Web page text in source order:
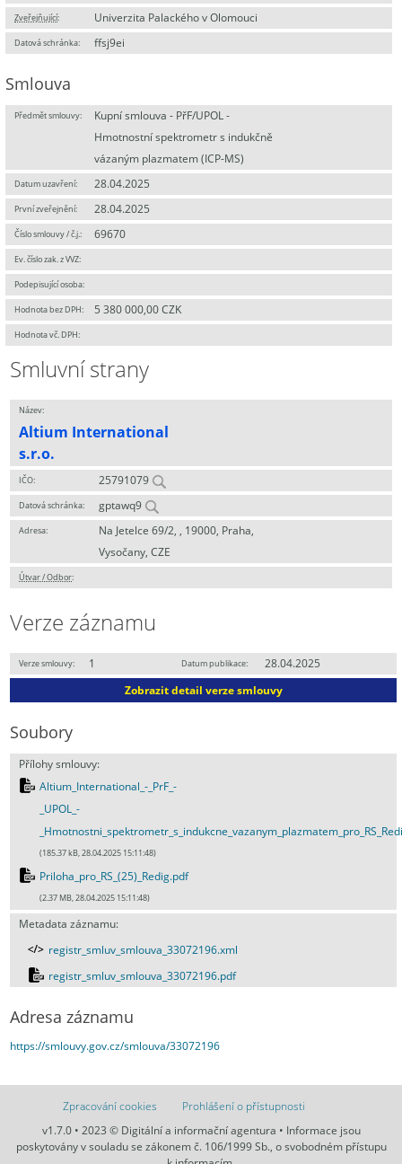
Zveřejňující: Univerzita Palackého v Olomouci
Datová schránka: ffsj9ei
Smlouva
Předmět smlouvy:
Kupní smlouva - PřF/UPOL -
Hmotnostní spektrometr s indukčně
vázaným plazmatem (ICP-MS)
Datum uzavření: 28.04.2025
První zveřejnění: 28.04.2025
Číslo smlouvy / č.j.: 69670
Ev. číslo zak. z VVZ:
Podepisující osoba:
Hodnota bez DPH: 5 380 000,00 CZK
Hodnota vč. DPH:
Smluvní strany
Název:
Altium International
s.r.o.
IČO: 25791079
Datová schránka: gptawq9
Adresa:
Na Jetelce 69/2, , 19000, Praha,
Vysočany, CZE
Útvar / Odbor:
Verze záznamu
Verze smlouvy: 1 Datum publikace:
28.04.2025
Zobrazit detail verze smlouvy
Soubory
Přílohy smlouvy:
Altium_International_-_PrF_-
_UPOL_-
(185.37 kB, 28.04.2025 15:11:48)
Priloha_pro_RS_(25)_Redig.pdf
(2.37 MB, 28.04.2025 15:11:48)
Metadata záznamu:
registr_smluv_smlouva_33072196.xml
registr_smluv_smlouva_33072196.pdf
Adresa záznamu
https://smlouvy.gov.cz/smlouva/33072196
Zpracování cookies
Prohlášení o přístupnosti
v1.7.0 • 2023 © Digitální a informační agentura • Informace jsou
poskytovány v souladu se zákonem č. 106/1999 Sb., o svobodném přístupu